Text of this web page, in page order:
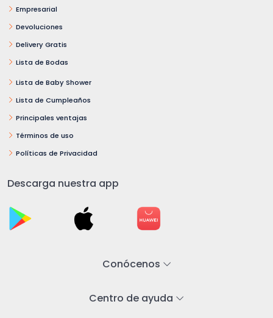
Empresarial
Devoluciones
Delivery Gratis
Lista de Bodas
Lista de Baby Shower
Lista de Cumpleaños
Principales ventajas
Términos de uso
Políticas de Privacidad
Descarga nuestra app
Conócenos
Centro de ayuda